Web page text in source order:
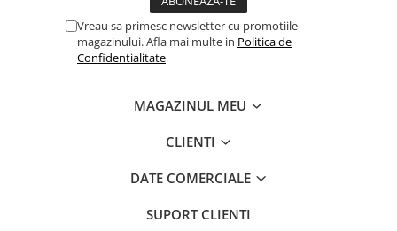
Vreau sa primesc newsletter cu promotiile
magazinului. Afla mai multe in Politica de
Confidentialitate
MAGAZINUL MEU
CLIENTI
DATE COMERCIALE
SUPORT CLIENTI